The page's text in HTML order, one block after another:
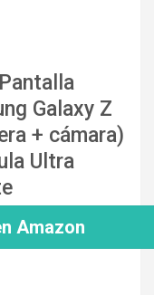
Galaxy Z
+ cámara)
Ultra
Amazon